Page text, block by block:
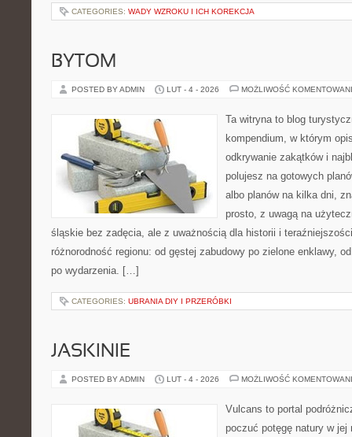
CATEGORIES: WADY WZROKU I ICH KOREKCJA
BYTOM
POSTED BY ADMIN LUT - 4 - 2026 MOŻLIWOŚĆ
Ta witryna to blog
kompendium, w którym
odkrywanie zakątków i
polujesz na gotowych
albo planów na kilka dni,
prosto, z uwagą na
śląskie bez zadęcia, ale z uważnością dla historii i
różnorodność regionu: od gęstej zabudowy po zielone enklawy,
po wydarzenia. […]
CATEGORIES: UBRANIA DIY I PRZERÓBKI
JASKINIE
POSTED BY ADMIN LUT - 4 - 2026 MOŻLIWOŚĆ
Vulcans to portal
poczuć potęgę natury w jej